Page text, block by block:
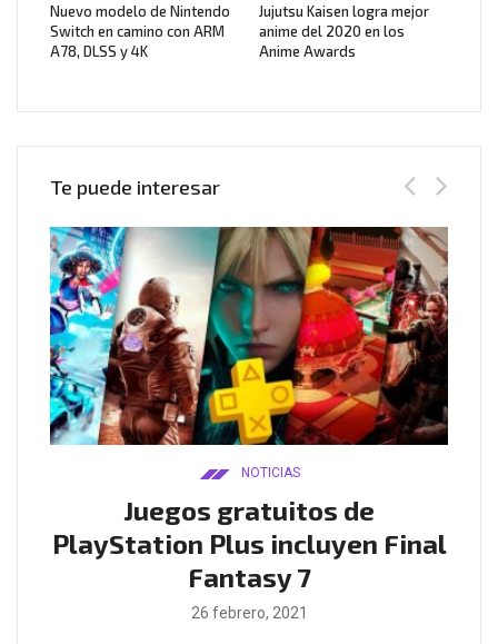
Nuevo modelo de Nintendo
Switch en camino con ARM
A78, DLSS y 4K
Jujutsu Kaisen logra mejor
anime del 2020 en los
Anime Awards
Te puede interesar
NOTICIAS
Juegos gratuitos de
PlayStation Plus incluyen Final
Fantasy 7
26 febrero, 2021